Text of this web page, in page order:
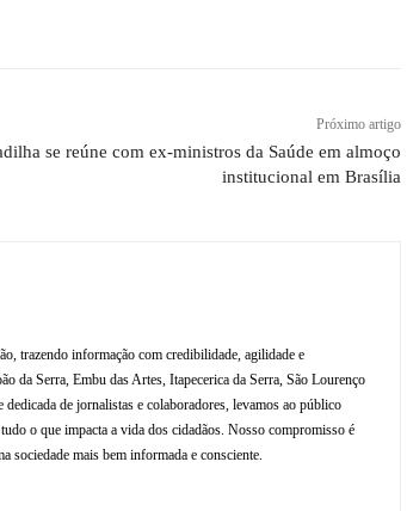
Próximo artigo
se reúne com ex-ministros da Saúde em almoço
institucional em Brasília
trazendo informação com credibilidade, agilidade e
da Serra, Embu das Artes, Itapecerica da Serra, São Lourenço
de jornalistas e colaboradores, levamos ao público
o que impacta a vida dos cidadãos. Nosso compromisso é
sociedade mais bem informada e consciente.